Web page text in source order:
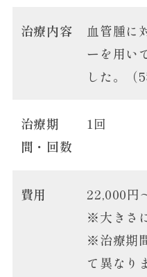
治療内容
血管腫に
ーを用い
した。（5
治療期
間・回数
1回
費用
22,000円
※大きさ
※治療期
て異なり